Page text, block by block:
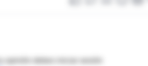
opinión debes iniciar sesión